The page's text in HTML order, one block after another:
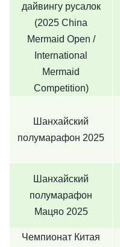
дайвингу русалок
(2025 China
Mermaid Open /
International
Mermaid
Competition)
Шанхайский
полумарафон 2025
Шанхайский
полумарафон
Мацяо 2025
Чемпионат Китая